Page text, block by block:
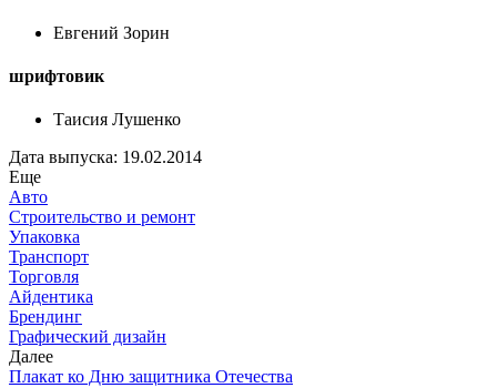
Евгений Зорин
шрифтовик
Таисия Лушенко
Дата выпуска: 19.02.2014
Еще
Авто
Строительство и ремонт
Упаковка
Транспорт
Торговля
Айдентика
Брендинг
Графический дизайн
Далее
Плакат ко Дню защитника Отечества